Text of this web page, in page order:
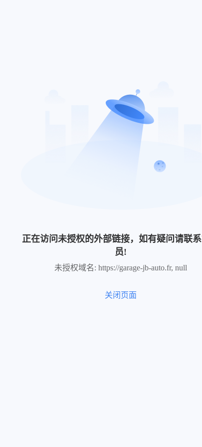
正在访问未授权的外部链接，如有疑问请联
员!
未授权域名: https://garage-jb-auto.fr, null
关闭页面